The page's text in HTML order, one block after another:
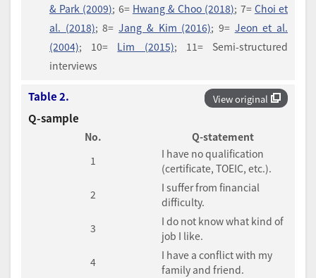
& Park (2009); 6= Hwang & Choo (2018); 7= Choi et
al. (2018); 8=Jang & Kim (2016); 9= Jeon et al.
(2004); 10= Lim (2015); 11= Semi-structured
interviews
View original
Table 2.
Q-sample
No.
Q-statement
1
I have no qualification
(certificate, TOEIC, etc.).
2
I suffer from financial
difficulty.
3
I do not know what kind of
job I like.
4
I have a conflict with my
family and friend.